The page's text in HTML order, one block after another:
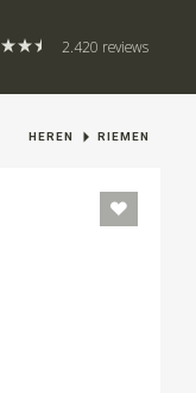
2.420 reviews
HEREN RIEMEN